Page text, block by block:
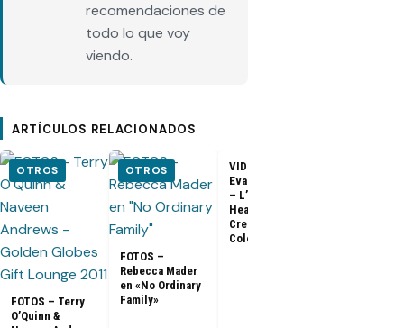
recomendaciones de
todo lo que voy
viendo.
ARTÍCULOS RELACIONADOS
OTROS
FOTOS – Terry
O’Quinn &
OTROS
FOTOS –
Rebecca Mader
en «No Ordinary
Family»
VIDEO –
Evangeline Lilly
– L’Oreal
Healthy Look
Creme Gloss
Color [HD]